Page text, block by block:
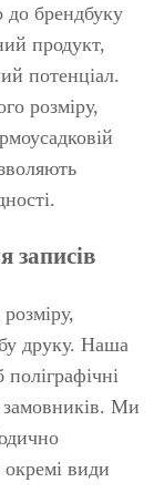
до брендбуку
продукт,
потенціал.
розміру,
записів
друку. Наша
Ми
види